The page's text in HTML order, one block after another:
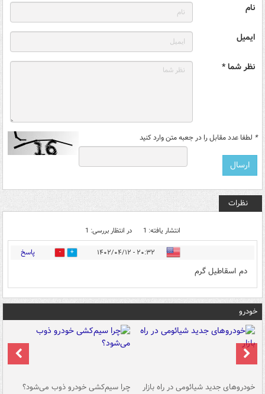
نام
ایمیل
نظر شما *
* لطفا عدد مقابل را در جعبه متن وارد کنید
نظرات
انتشار یافته: 1 در انتظار بررسی: 1
۲۰:۳۲ - ۱۴۰۲/۰۴/۱۲ 0 پاسخ
دم اسقاطیل گرم
خودرو
خودروهای جدید شیائومی در راه بازار چرا سیم‌کشی خودرو ذوب می‌شود؟